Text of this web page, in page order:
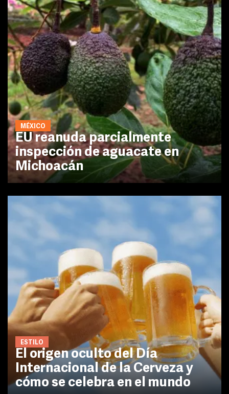
MÉXICO
EU reanuda parcialmente
inspección de aguacate en
Michoacán
ESTILO
El origen oculto del Día
Internacional de la Cerveza y
cómo se celebra en el mundo